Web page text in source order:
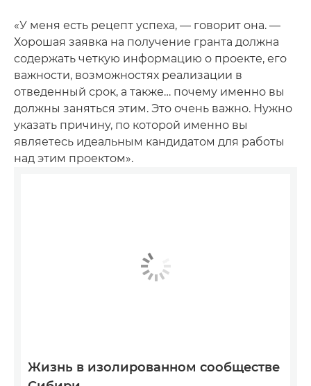
«У меня есть рецепт успеха, — говорит она. —
Хорошая заявка на получение гранта должна
содержать четкую информацию о проекте, его
важности, возможностях реализации в
отведенный срок, а также… почему именно вы
должны заняться этим. Это очень важно. Нужно
указать причину, по которой именно вы
являетесь идеальным кандидатом для работы
над этим проектом».
Жизнь в изолированном сообществе